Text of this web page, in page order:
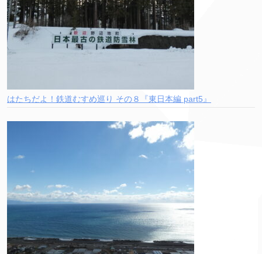
はたちだよ！鉄道むすめ巡り その８『東日本編 part5』